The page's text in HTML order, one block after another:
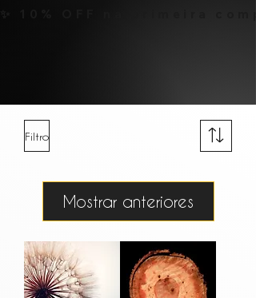
Filtro
Mostrar anteriores